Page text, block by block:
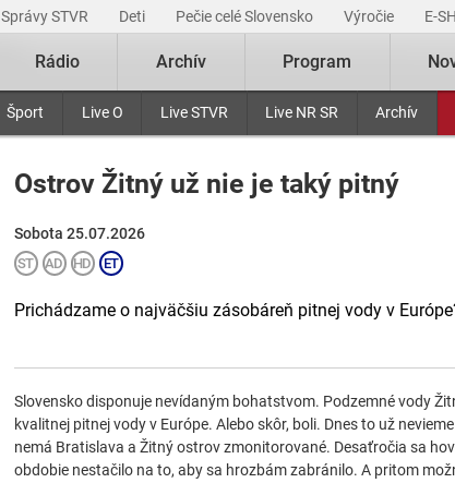
Správy STVR Deti Pečie celé Slovensko Výročie E-
Šport Live O Live STVR Live NR SR Archív
Rádio Archív Program
Ostrov Žitný už nie je taký pitný
Sobota 25.07.2026
Prichádzame o najväčšiu zásobáreň pitnej vody v
Slovensko disponuje nevídaným bohatstvom. Podzemné vody
kvalitnej pitnej vody v Európe. Alebo skôr, boli. Dnes to už
nemá Bratislava a Žitný ostrov zmonitorované. Desaťročia sa
obdobie nestačilo na to, aby sa hrozbám zabránilo. A pritom